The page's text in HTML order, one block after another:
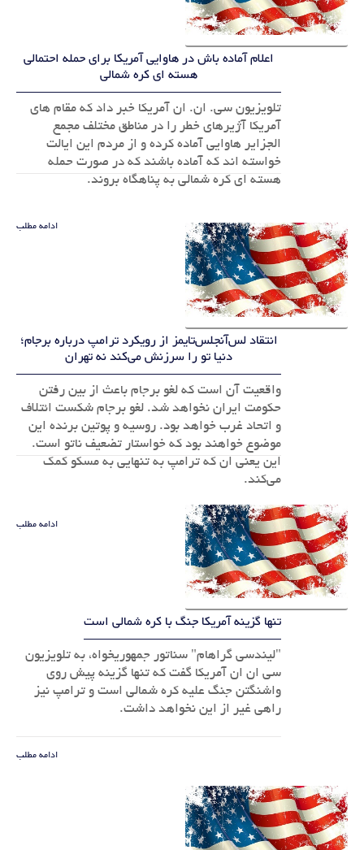
اعلام آماده باش در هاوایی آمریکا برای حمله احتمالی
هسته ای کره شمالی
تلویزیون سی. ان. ان آمریکا خبر داد که مقام های
آمریکا آژیرهای خطر را در مناطق مختلف مجمع
الجزایر ‏هاوایی آماده کرده و از مردم این ایالت
خواسته اند که آماده باشند که در صورت حمله
هسته ای کره شمالی به پناهگاه بروند.‏
ادامه مطلب
انتقاد لس‌آنجلس‌تایمز از رویکرد ترامپ درباره برجام؛
دنیا تو را سرزنش می‌کند نه تهران
واقعیت آن است که لغو برجام باعث از بین رفتن
حکومت ایران نخواهد شد. لغو برجام شکست ائتلاف
و اتحاد غرب خواهد بود. روسیه و پوتین برنده این
موضوع خواهند بود که خواستار تضعیف ناتو است.
این یعنی ان که ترامپ به تنهایی به مسکو کمک
می‌کند.
ادامه مطلب
تنها گزینه آمریکا جنگ با کره شمالی است
"لیندسی گراهام" سناتور جمهوریخواه، به تلویزیون
سی ان ان آمریکا گفت که تنها گزینه پیش روی
واشنگتن ‏جنگ علیه کره شمالی است و ترامپ نیز
راهی غیر از این نخواهد داشت.‏
ادامه مطلب